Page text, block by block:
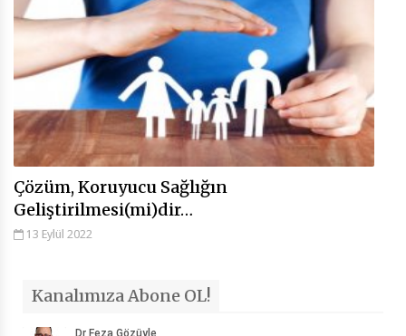
Çözüm, Koruyucu Sağlığın
Geliştirilmesi(mi)dir…
13 Eylül 2022
Kanalımıza Abone OL!